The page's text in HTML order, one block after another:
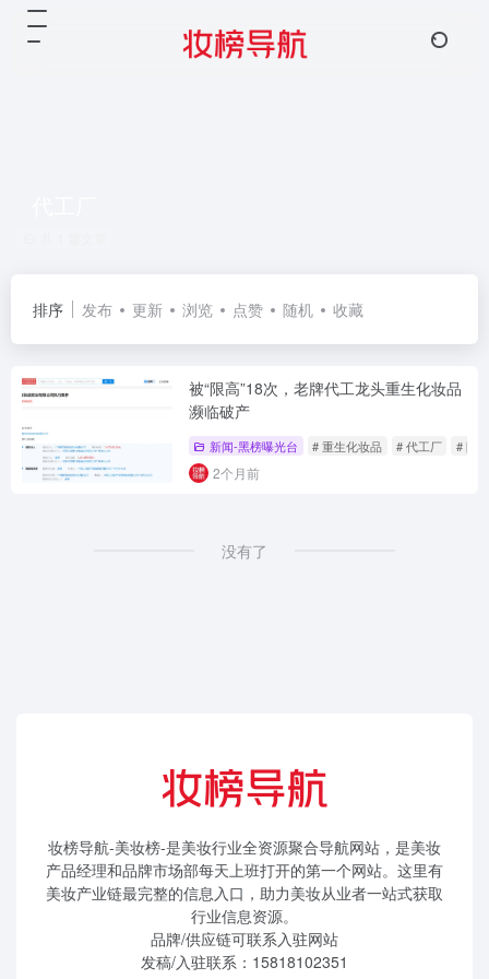
排序 发布 更新 浏览 点赞 随机 收藏
被“限高”18次，老牌代工龙头重生化妆品
濒临破产
新闻-黑榜曝光台 # 重生化妆品 # 代工厂 # 限高
2个月前
没有了
妆榜导航-美妆榜-是美妆行业全资源聚合导航网站，是美妆
产品经理和品牌市场部每天上班打开的第一个网站。这里有
美妆产业链最完整的信息入口，助力美妆从业者一站式获取
行业信息资源。
品牌/供应链可联系入驻网站
发稿/入驻联系：15818102351